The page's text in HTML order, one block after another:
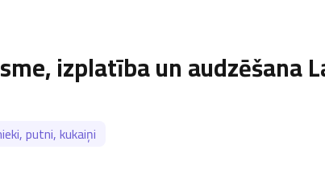
izplatība un audzēšana
putni, kukaiņi